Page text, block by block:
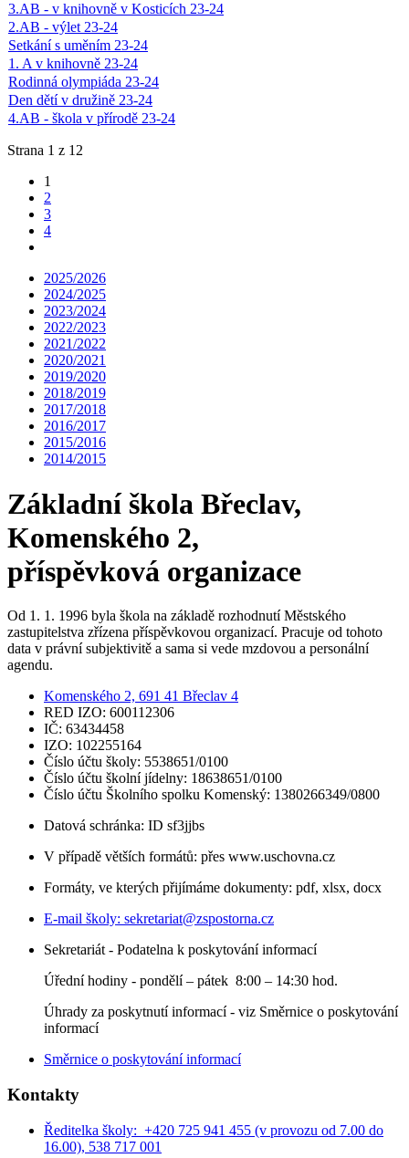
3.AB - v knihovně v Kosticích 23-24
2.AB - výlet 23-24
Setkání s uměním 23-24
1. A v knihovně 23-24
Rodinná olympiáda 23-24
Den dětí v družině 23-24
4.AB - škola v přírodě 23-24
Strana 1 z 12
1
2
3
4
2025/2026
2024/2025
2023/2024
2022/2023
2021/2022
2020/2021
2019/2020
2018/2019
2017/2018
2016/2017
2015/2016
2014/2015
Základní škola Břeclav,
Komenského 2,
příspěvková organizace
Od 1. 1. 1996 byla škola na základě rozhodnutí Městského
zastupitelstva zřízena příspěvkovou organizací. Pracuje od tohoto
data v právní subjektivitě a sama si vede mzdovou a personální
agendu.
Komenského 2, 691 41 Břeclav 4
RED IZO: 600112306
IČ: 63434458
IZO: 102255164
Číslo účtu školy: 5538651/0100
Číslo účtu školní jídelny: 18638651/0100
Číslo účtu Školního spolku Komenský: 1380266349/0800
Datová schránka: ID sf3jjbs
V případě větších formátů: přes www.uschovna.cz
Formáty, ve kterých přijímáme dokumenty: pdf, xlsx, docx
E-mail školy: sekretariat@zspostorna.cz
Sekretariát - Podatelna k poskytování informací
Úřední hodiny - pondělí – pátek 8:00 – 14:30 hod.
Úhrady za poskytnutí informací - viz Směrnice o poskytování
informací
Směrnice o poskytování informací
Kontakty
Ředitelka školy: +420 725 941 455 (v provozu od 7.00 do
16.00), 538 717 001